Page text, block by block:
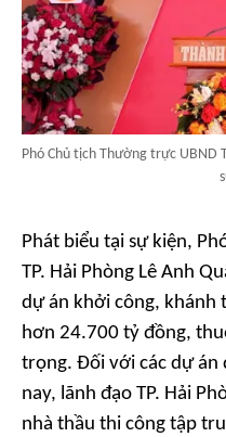
Phó Chủ tịch Thường trực UBND
Phát biểu tại sự kiện,
TP. Hải Phòng Lê Anh
dự án khởi công, khánh
hơn 24.700 tỷ đồng,
trọng. Đối với các dự án
nay, lãnh đạo TP. Hải
nhà thầu thi công tập